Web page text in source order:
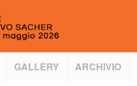
GALLERY ARCHIVIO